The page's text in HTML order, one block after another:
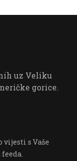
uz Veliku
gorice.
s Vaše